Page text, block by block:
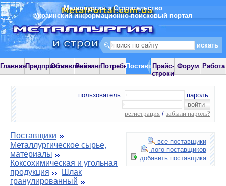
Металлургия и Строительство
Украинский информационно-поисковый портал
ГлавнаяПредприятияОбъявления
РейтингПотребностиПоставщики
Прайс-
строки
Форум Работа
пользователь: пароль:
регистрация / забыли пароль?
все поставщики
лого поставщиков
добавить поставщика
Поставщики
Металлургическое сырье,
материалы
Коксохимическая и угольная
продукция
Шлак
гранулированный